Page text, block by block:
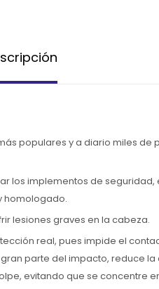
populares y a diario miles de
los implementos de seguridad,
homologado.
lesiones graves en la cabeza.
real, pues impide el
parte del impacto, reduce
evitando que se concentre